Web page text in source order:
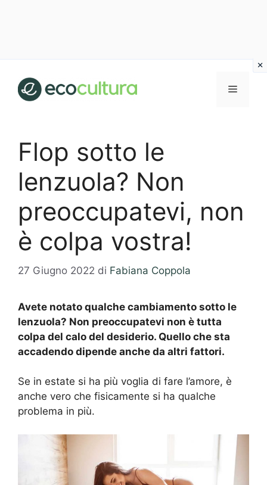
contenuto
MENU
Flop sotto le
lenzuola? Non
preoccupatevi, non
è colpa vostra!
27 Giugno 2022 di Fabiana Coppola
Avete notato qualche cambiamento sotto le
lenzuola? Non preoccupatevi non è tutta
colpa del calo del desiderio. Quello che sta
accadendo dipende anche da altri fattori.
Se in estate si ha più voglia di fare l’amore, è
anche vero che fisicamente si ha qualche
problema in più.